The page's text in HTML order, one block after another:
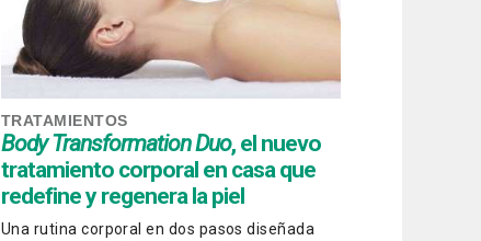
TRATAMIENTOS
Body Transformation Duo, el nuevo
tratamiento corporal en casa que
redefine y regenera la piel
Una rutina corporal en dos pasos diseñada